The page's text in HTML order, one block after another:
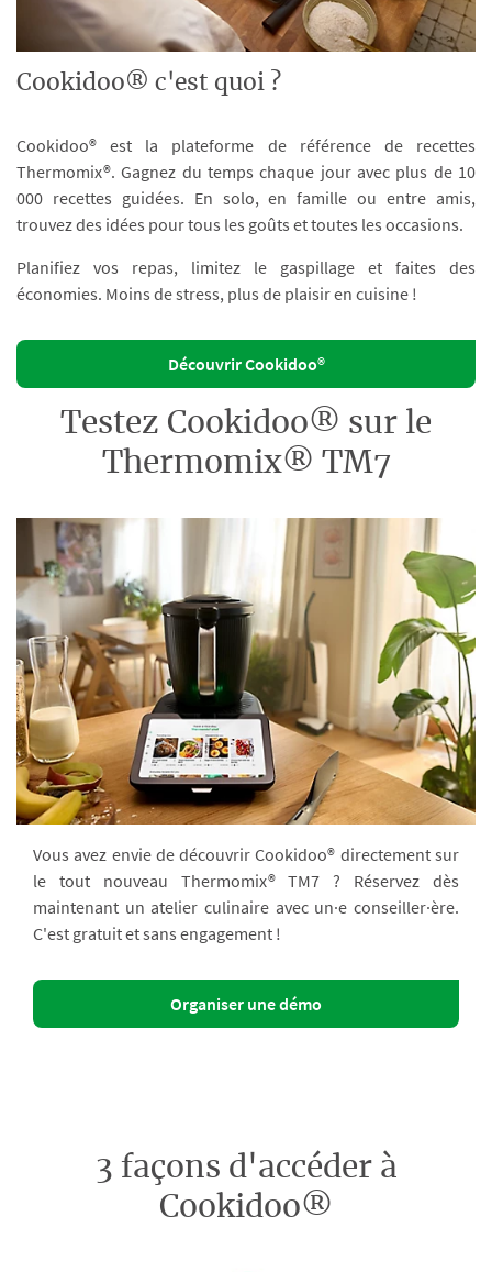
Cookidoo® c'est quoi ?
Cookidoo® est la plateforme de référence de recettes
Thermomix®. Gagnez du temps chaque jour avec plus de 10
000 recettes guidées. En solo, en famille ou entre amis,
trouvez des idées pour tous les goûts et toutes les occasions.
Planifiez vos repas, limitez le gaspillage et faites des
économies. Moins de stress, plus de plaisir en cuisine !
Découvrir Cookidoo®
Testez Cookidoo® sur le
Thermomix® TM7
Vous avez envie de découvrir Cookidoo® directement sur
le tout nouveau Thermomix® TM7 ? Réservez dès
maintenant un atelier culinaire avec un·e conseiller·ère.
C'est gratuit et sans engagement !
Organiser une démo
3 façons d'accéder à
Cookidoo®